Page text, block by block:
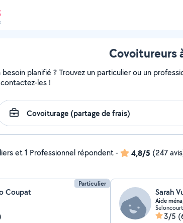
Covoitureurs
planifié ? Trouvez un particulier ou un
les !
et 1 Professionnel répondent- 4,8/5 (247
Particulier
Coupat Sarah
Aide
3/5